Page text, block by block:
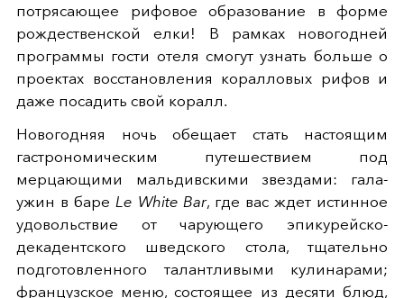
потрясающее рифовое образование в форме
рождественской елки! В рамках новогодней
программы гости отеля смогут узнать больше о
проектах восстановления коралловых рифов и
даже посадить свой коралл.
Новогодняя ночь обещает стать настоящим
гастрономическим путешествием под
мерцающими мальдивскими звездами: гала-
ужин в баре Le White Bar, где вас ждет истинное
удовольствие от чарующего эпикурейско-
декадентского шведского стола, тщательно
подготовленного талантливыми кулинарами;
французское меню, состоящее из десяти блюд,